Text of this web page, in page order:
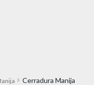
Cerradura Manija